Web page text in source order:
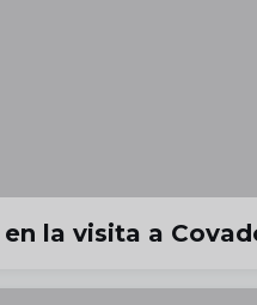
la visita a